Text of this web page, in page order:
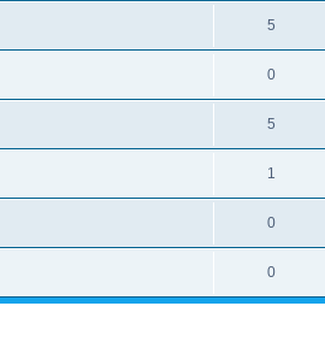
5
0
5
1
0
0